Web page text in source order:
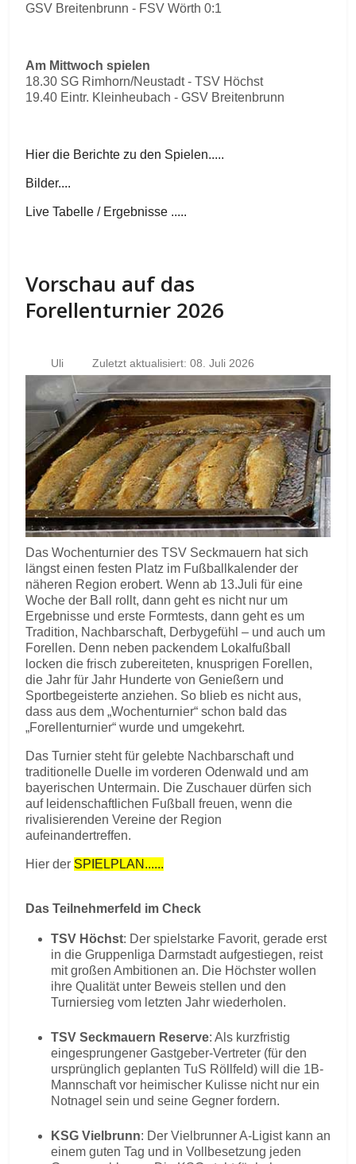
GSV Breitenbrunn - FSV Wörth 0:1
Am Mittwoch spielen
18.30 SG Rimhorn/Neustadt - TSV Höchst
19.40 Eintr. Kleinheubach - GSV Breitenbrunn
Hier die Berichte zu den Spielen.....
Bilder....
Live Tabelle / Ergebnisse .....
Vorschau auf das
Forellenturnier 2026
Uli Zuletzt aktualisiert: 08. Juli 2026
Das Wochenturnier des TSV Seckmauern hat sich
längst einen festen Platz im Fußballkalender der
näheren Region erobert. Wenn ab 13.Juli für eine
Woche der Ball rollt, dann geht es nicht nur um
Ergebnisse und erste Formtests, dann geht es um
Tradition, Nachbarschaft, Derbygefühl – und auch um
Forellen. Denn neben packendem Lokalfußball
locken die frisch zubereiteten, knusprigen Forellen,
die Jahr für Jahr Hunderte von Genießern und
Sportbegeisterte anziehen. So blieb es nicht aus,
dass aus dem „Wochenturnier“ schon bald das
„Forellenturnier“ wurde und umgekehrt.
Das Turnier steht für gelebte Nachbarschaft und
traditionelle Duelle im vorderen Odenwald und am
bayerischen Untermain. Die Zuschauer dürfen sich
auf leidenschaftlichen Fußball freuen, wenn die
rivalisierenden Vereine der Region
aufeinandertreffen.
Hier der SPIELPLAN......
Das Teilnehmerfeld im Check
TSV Höchst: Der spielstarke Favorit, gerade erst
in die Gruppenliga Darmstadt aufgestiegen, reist
mit großen Ambitionen an. Die Höchster wollen
ihre Qualität unter Beweis stellen und den
Turniersieg vom letzten Jahr wiederholen.
TSV Seckmauern Reserve: Als kurzfristig
eingesprungener Gastgeber-Vertreter (für den
ursprünglich geplanten TuS Röllfeld) will die 1B-
Mannschaft vor heimischer Kulisse nicht nur ein
Notnagel sein und seine Gegner fordern.
KSG Vielbrunn: Der Vielbrunner A-Ligist kann an
einem guten Tag und in Vollbesetzung jeden